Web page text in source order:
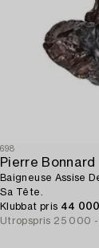
698
Pierre Bonnard
Baigneuse Assise
Sa Tête.
Klubbat pris 44 000
Utropspris 25 000